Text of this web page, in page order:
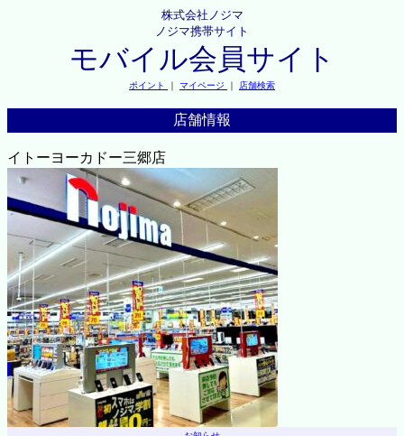
株式会社ノジマ
ノジマ携帯サイト
モバイル会員サイト
ポイント ｜ マイページ ｜ 店舗検索
店舗情報
イトーヨーカドー三郷店